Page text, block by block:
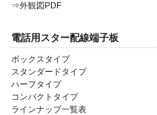
⇒外観図PDF
電話用スター配線端子板
ボックスタイプ
スタンダードタイプ
ハーフタイプ
コンパクトタイプ
ラインナップ一覧表